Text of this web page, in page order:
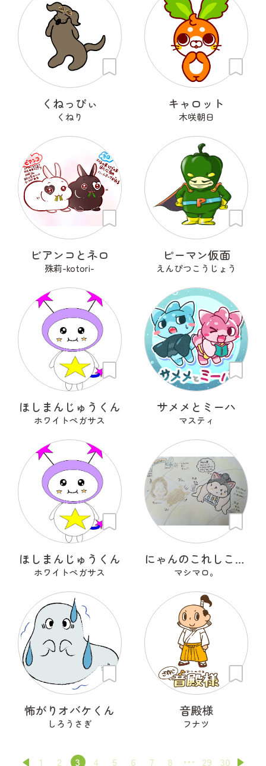
くねっぴぃ
くねり
キャロット
木咲朝日
ビアンコとネロ
殊莉-kotori-
ピーマン仮面
えんぴつこうじょう
ほしまんじゅうくん
ホワイトペガサス
サメメとミーハ
マスティ
ほしまんじゅうくん
ホワイトペガサス
にゃんのこれしこ ある日の夢 Ｎo.2
マシマロ。
怖がりオバケくん
しろうさぎ
音殿様
フナツ
1 2 3 4 5 6 7 8 29 30